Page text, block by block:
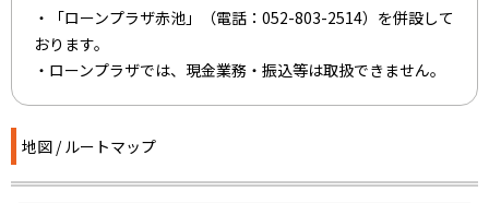
・「ローンプラザ赤池」（電話：052-803-2514）を併設して
おります。
・ローンプラザでは、現金業務・振込等は取扱できません。
地図 / ルートマップ